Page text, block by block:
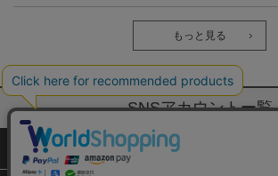
もっと見る
SNSアカウントー覧
サイトマップ